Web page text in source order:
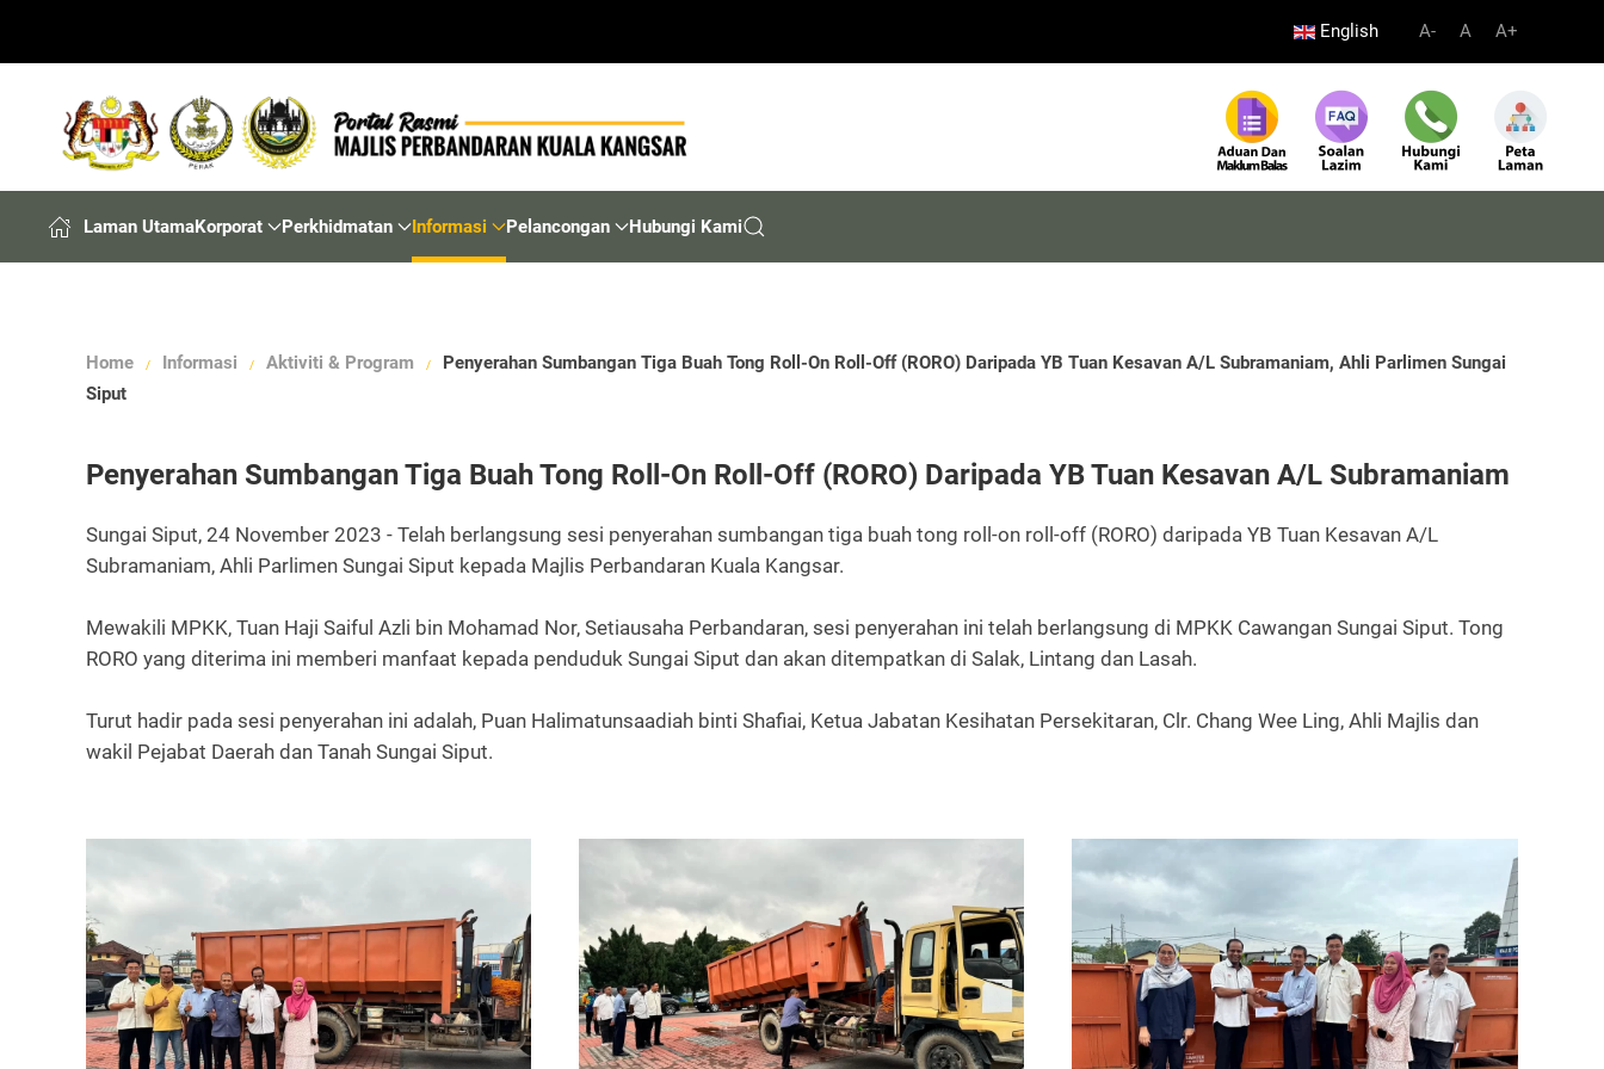
English A- A A+
Laman UtamaKorporat Perkhidmatan Informasi Pelancongan Hubungi Kami
Home Informasi Aktiviti & Program
Penyerahan Sumbangan Tiga Buah Tong Roll-On Roll-Off (RORO) Daripada YB Tuan Kesavan A/L Subramaniam, Ahli Parlimen Sungai
Siput
Penyerahan Sumbangan Tiga Buah Tong Roll-On Roll-Off (RORO) Daripada YB Tuan Kesavan A/L Subramaniam
Sungai Siput, 24 November 2023 - Telah berlangsung sesi penyerahan sumbangan tiga buah tong roll-on roll-off (RORO) daripada YB Tuan Kesavan A/L
Subramaniam, Ahli Parlimen Sungai Siput kepada Majlis Perbandaran Kuala Kangsar.
Mewakili MPKK, Tuan Haji Saiful Azli bin Mohamad Nor, Setiausaha Perbandaran, sesi penyerahan ini telah berlangsung di MPKK Cawangan Sungai Siput. Tong
RORO yang diterima ini memberi manfaat kepada penduduk Sungai Siput dan akan ditempatkan di Salak, Lintang dan Lasah.
Turut hadir pada sesi penyerahan ini adalah, Puan Halimatunsaadiah binti Shafiai, Ketua Jabatan Kesihatan Persekitaran, Clr. Chang Wee Ling, Ahli Majlis dan
wakil Pejabat Daerah dan Tanah Sungai Siput.